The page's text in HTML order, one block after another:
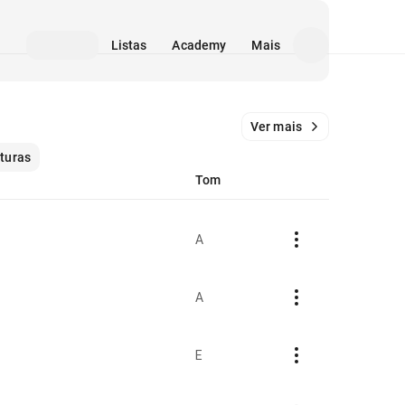
Listas Academy Mais
Ver mais
Tom
A
A
E